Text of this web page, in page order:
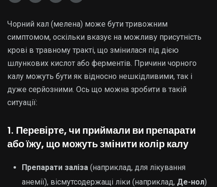
Чорний кал (мелена) може бути тривожним
симптомом, оскільки вказує на можливу присутність
крові в травному тракті, що змінилася під дією
шлункових кислот або ферментів. Причини чорного
калу можуть бути як відносно нешкідливими, так і
дуже серйозними. Ось що можна зробити в такій
ситуації:
1. Перевірте, чи приймали ви препарати
або їжу, що можуть змінити колір калу
Препарати заліза (наприклад, для лікування
анемії), вісмутсодержащі ліки (наприклад, Де-нол)